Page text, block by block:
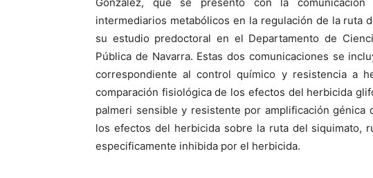
intermediarios metabólicos en la regulación de la ruta
su estudio predoctoral en el Departamento de
Pública de Navarra. Estas dos comunicaciones se
correspondiente al control químico y resistencia a
comparación fisiológica de los efectos del herbicida
palmeri sensible y resistente por amplificación génica
los efectos del herbicida sobre la ruta del siquimato,
especificamente inhibida por el herbicida.